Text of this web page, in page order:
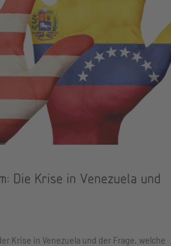
Die Krise in Venezuela und
Krise in Venezuela und der Frage, welche